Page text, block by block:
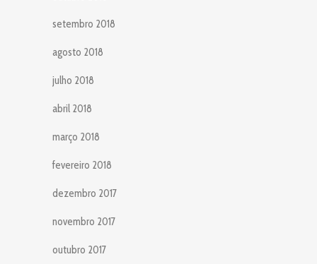
setembro 2018
agosto 2018
julho 2018
abril 2018
março 2018
fevereiro 2018
dezembro 2017
novembro 2017
outubro 2017